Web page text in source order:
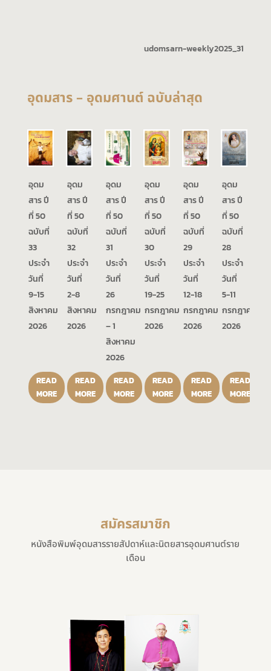
udomsarn-weekly2025_31
อุดมสาร – อุดมศานต์ ฉบับล่าสุด
อุดม
สาร ปี
ที่ 50
ฉบับที่
33
ประจำ
วันที่
9-15
สิงหาคม
2026
READ
MORE
อุดม
สาร ปี
ที่ 50
ฉบับที่
32
ประจำ
วันที่
2-8
สิงหาคม
2026
READ
MORE
อุดม
สาร ปี
ที่ 50
ฉบับที่
31
ประจำ
วันที่
26
กรกฎาคม
– 1
สิงหาคม
2026
READ
MORE
อุดม
สาร ปี
ที่ 50
ฉบับที่
30
ประจำ
วันที่
19-25
กรกฎาคม
2026
READ
MORE
อุดม
สาร ปี
ที่ 50
ฉบับที่
29
ประจำ
วันที่
12-18
กรกฎาคม
2026
READ
MORE
อุดม
สาร ปี
ที่ 50
ฉบับที่
28
ประจำ
วันที่
5-11
กรกฎาคม
2026
READ
MORE
สมัครสมาชิก
หนังสือพิมพ์อุดมสารรายสัปดาห์และนิตยสารอุดมศานต์ราย
เดือน